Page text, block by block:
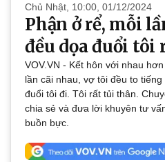
Thế giới
Quan sát
Cuộc sống đó đây
Hồ sơ
Chủ Nhật, 10:00, 01/12/2024
Phận ở rể, mỗi
đều dọa đuổi tôi
VOV.VN - Kết hôn với nhau
lần cãi nhau, vợ tôi đều to
đuổi tôi đi. Tôi rất tủi thân.
chia sẻ và đưa lời khuyên tư
buồn bực.